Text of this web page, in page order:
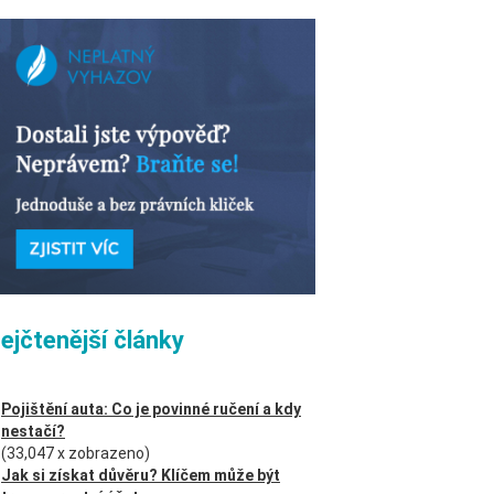
články
Pojištění auta: Co je povinné ručení a kdy
nestačí?
(33,047 x zobrazeno)
Jak si získat důvěru? Klíčem může být